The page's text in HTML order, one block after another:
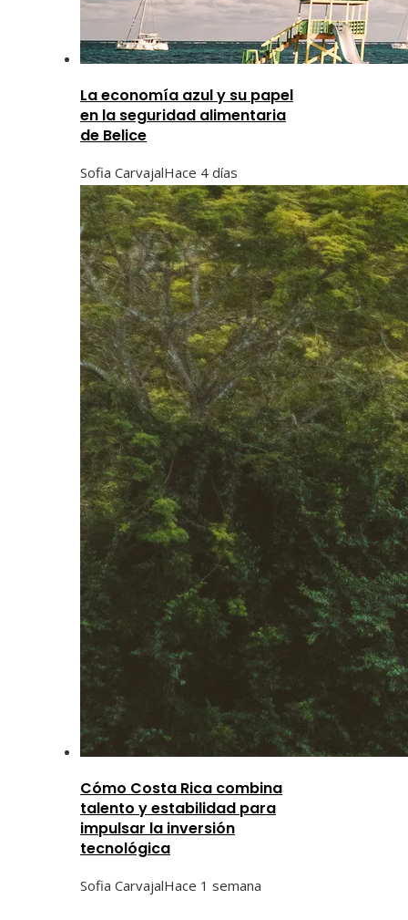
La economía azul y su papel
en la seguridad alimentaria
de Belice
Sofia CarvajalHace 4 días
Cómo Costa Rica combina
talento y estabilidad para
impulsar la inversión
tecnológica
Sofia CarvajalHace 1 semana